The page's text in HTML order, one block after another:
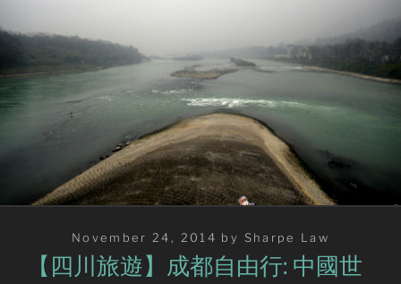
Posted
on
November 24, 2014 by Sharpe Law
【四川旅遊】成都自由行: 中國世